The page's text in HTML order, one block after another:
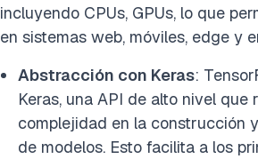
incluyendo CPUs, GPUs, lo que
en sistemas web, móviles, edge y
Abstracción con Keras:
Keras, una API de alto nivel que
complejidad en la construcción
de modelos. Esto facilita a los